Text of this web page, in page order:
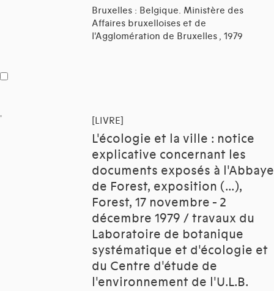
Bruxelles : Belgique. Ministère des
Affaires bruxelloises et de
l'Agglomération de Bruxelles , 1979
[LIVRE]
L'écologie et la ville : notice
explicative concernant les
documents exposés à l'Abbaye
de Forest, exposition (...),
Forest, 17 novembre - 2
décembre 1979 / travaux du
Laboratoire de botanique
systématique et d'écologie et
du Centre d'étude de
l'environnement de l'U.L.B.